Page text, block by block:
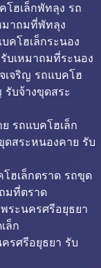
โฮเล็กพัทลุง รถ
มาถมที่พัทลุง
คโฮเล็กระนอง
บเหมาถมที่ระนอง
เจริญ รถแบคโฮ
รับจ้างขุดสระ
รถแบคโฮเล็ก
ดสระหนองคาย รับ
ฮเล็กตราด รถขุด
มที่ตราด
ระนครศรีอยุธยา
ล็ก
รศรีอยุธยา รับ